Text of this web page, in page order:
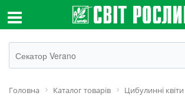
Головна Каталог товарів Цибулинні квіти